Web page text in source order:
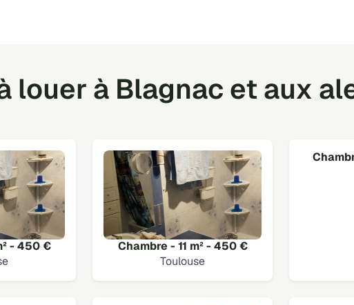
louer à Blagnac et aux
- 450 €
Chambre - 11 m² - 450 €
Toulouse